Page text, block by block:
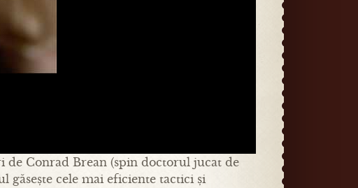
Conrad Brean (spin doctorul jucat de
cele mai eficiente tactici și